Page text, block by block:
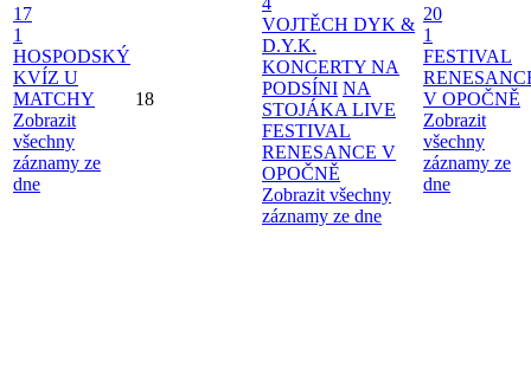
17
1
HOSPODSKÝ
KVÍZ U
MATCHY
Zobrazit
všechny
záznamy ze
dne
18
VOJTĚCH DYK &
D.Y.K.
KONCERTY NA
PODSÍNI NA
STOJÁKA LIVE
FESTIVAL
RENESANCE V
OPOČNĚ
Zobrazit všechny
záznamy ze dne
20
1
FESTIVAL
V OPOČNĚ
Zobrazit
všechny
záznamy ze
dne